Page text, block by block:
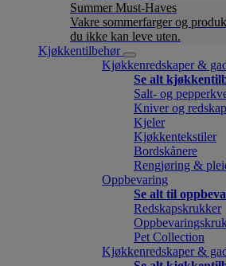
Summer Must-Haves
Vakre sommerfarger og
du ikke kan leve uten.
Kjøkkentilbehør
Kjøkkenredskaper &
Se alt
Salt- og
Kniver og
Kjeler
Kjøkkentekstiler
Bordskånere
Rengjøring &
Oppbevaring
Se alt til
Redskapskrukker
Pet Collection
Kjøkkenredskaper &